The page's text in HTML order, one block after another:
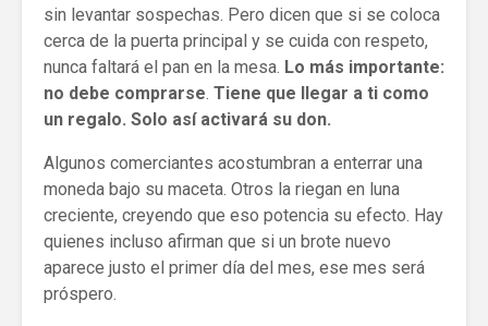
sin levantar sospechas. Pero dicen que si se coloca
cerca de la puerta principal y se cuida con respeto,
nunca faltará el pan en la mesa. Lo más importante:
no debe comprarse. Tiene que llegar a ti como
un regalo. Solo así activará su don.
Algunos comerciantes acostumbran a enterrar una
moneda bajo su maceta. Otros la riegan en luna
creciente, creyendo que eso potencia su efecto. Hay
quienes incluso afirman que si un brote nuevo
aparece justo el primer día del mes, ese mes será
próspero.